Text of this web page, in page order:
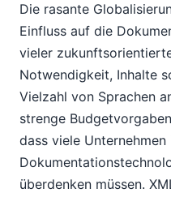
Die rasante
Einfluss auf die
vieler
Notwendigkeit, Inhalte
Vielzahl von Sprachen
strenge
dass viele
überdenken müssen.